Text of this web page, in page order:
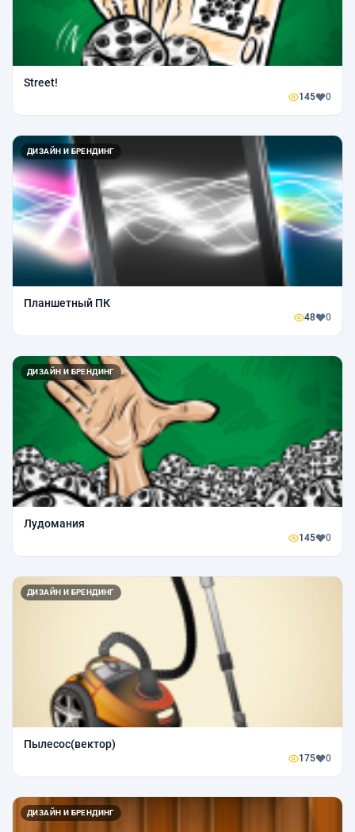
Street!
145 0
ДИЗАЙН И БРЕНДИНГ
Планшетный ПК
48 0
ДИЗАЙН И БРЕНДИНГ
Лудомания
145 0
ДИЗАЙН И БРЕНДИНГ
Пылесос(вектор)
175 0
ДИЗАЙН И БРЕНДИНГ